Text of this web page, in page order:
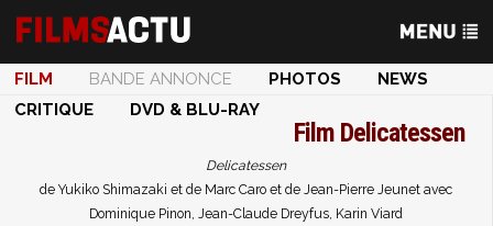
FILM BANDE ANNONCE PHOTOS
NEWS
CRITIQUE
DVD & BLU-RAY
Film Delicatessen
Delicatessen
de Yukiko Shimazaki et de Marc Caro et de Jean-Pierre Jeunet avec
Dominique Pinon, Jean-Claude Dreyfus, Karin Viard